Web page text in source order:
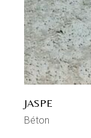
JASPE
Béton